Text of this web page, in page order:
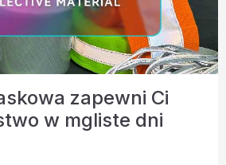
zapewni Ci
w mgliste dni